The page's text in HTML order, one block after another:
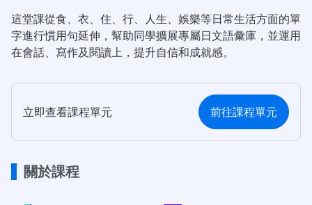
這堂課從食、衣、住、行、人生、娛樂等日常生活方面的單
字進行慣用句延伸，幫助同學擴展專屬日文語彙庫，並運用
在會話、寫作及閱讀上，提升自信和成就感。
立即查看課程單元 前往課程單元
關於課程